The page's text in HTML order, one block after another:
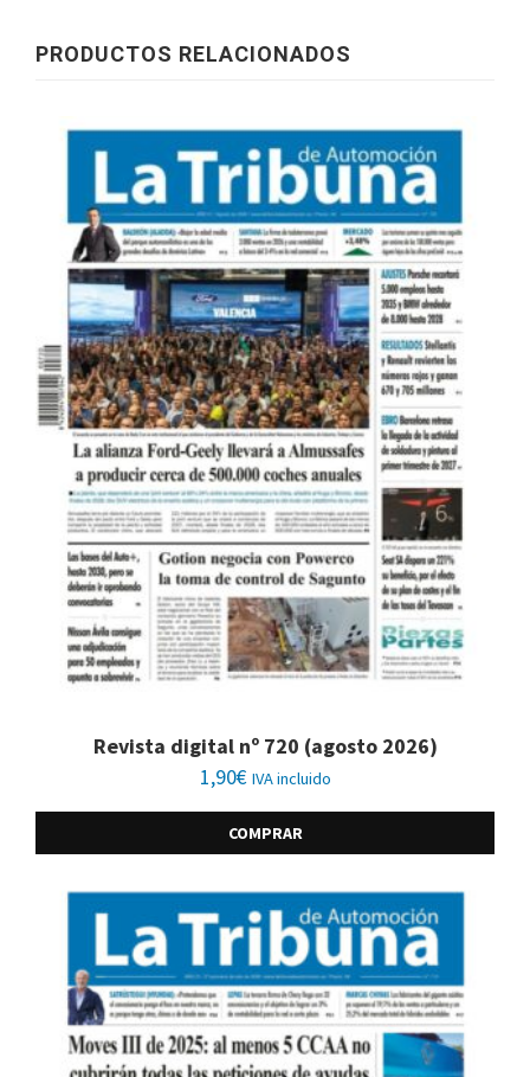
PRODUCTOS RELACIONADOS
Revista digital nº 720 (agosto 2026)
1,90€ IVA incluido
COMPRAR